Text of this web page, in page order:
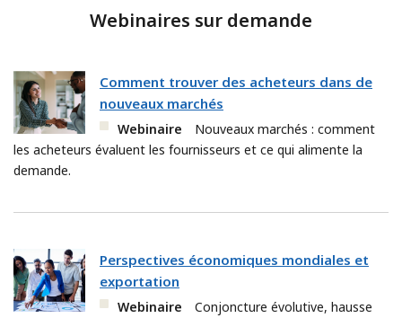
Webinaires sur demande
Comment trouver des acheteurs dans de
nouveaux marchés
Webinaire
Nouveaux marchés : comment
les acheteurs évaluent les fournisseurs et ce qui alimente la
demande.
Perspectives économiques mondiales et
exportation
Webinaire
Conjoncture évolutive, hausse